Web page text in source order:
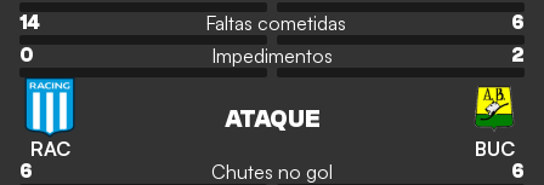
14
Faltas cometidas
6
0
Impedimentos 2
RAC
ATAQUE
BUC
6 Chutes no gol
6